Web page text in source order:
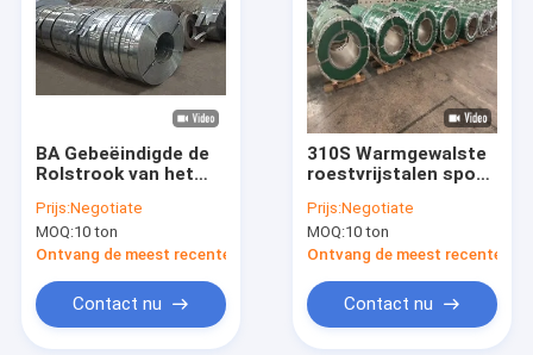
BA Gebeëindigde de
Rolstrook van het
staal 201 304 310s
410 430 1.5mm
Prijs:Negotiate
MOQ:10 ton
Ontvang de meest recente Prijs
Contact nu
310S Warmgewalste
roestvrijstalen spoel
SS201
Prijs:Negotiate
MOQ:10 ton
Ontvang de meest recente
Contact nu